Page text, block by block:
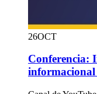
26OCT
Conferencia: